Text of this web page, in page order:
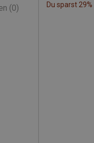
(0) Du sparst 29%